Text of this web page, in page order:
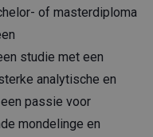
of masterdiploma
studie met een
analytische en
passie voor
mondelinge en